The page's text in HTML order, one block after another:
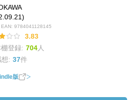
EAN: 9784041128145
3.83
登録: 704人
想: 37件
版